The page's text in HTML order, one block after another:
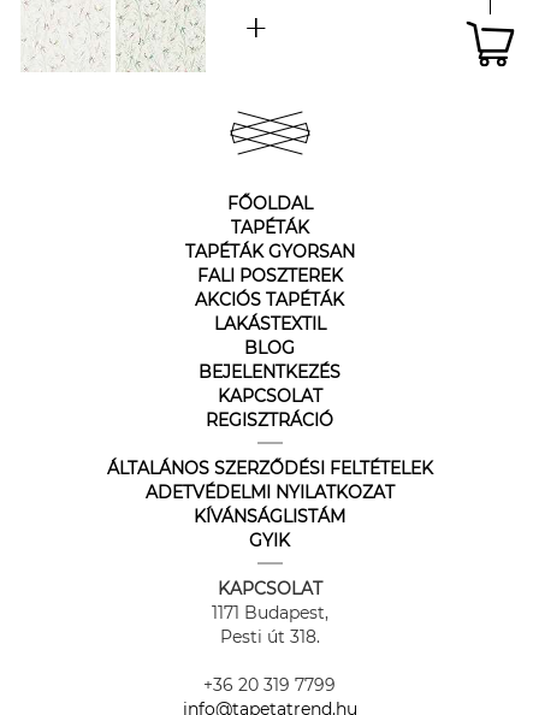
FŐOLDAL
TAPÉTÁK
TAPÉTÁK GYORSAN
FALI POSZTEREK
AKCIÓS TAPÉTÁK
LAKÁSTEXTIL
BLOG
BEJELENTKEZÉS
KAPCSOLAT
REGISZTRÁCIÓ
ÁLTALÁNOS SZERZŐDÉSI FELTÉTELEK
ADETVÉDELMI NYILATKOZAT
KÍVÁNSÁGLISTÁM
GYIK
KAPCSOLAT
1171 Budapest,
Pesti út 318.
+36 20 319 7799
info@tapetatrend.hu